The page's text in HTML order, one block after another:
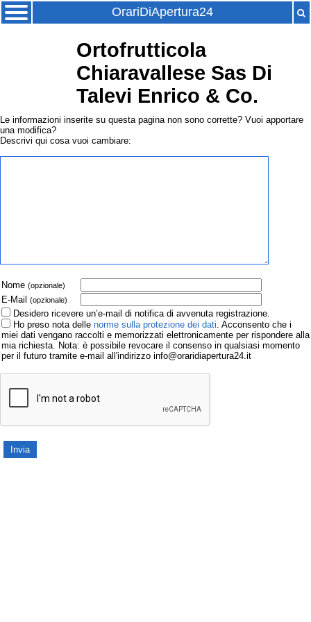
OrariDiApertura24
Ortofrutticola
Chiaravallese Sas Di
Talevi Enrico & Co.
Le informazioni inserite su questa pagina non sono corrette? Vuoi apportare
una modifica?
Descrivi qui cosa vuoi cambiare:
Nome (opzionale)
E-Mail (opzionale)
Desidero ricevere un’e-mail di notifica di avvenuta registrazione.
Ho preso nota delle norme sulla protezione dei dati. Acconsento che i
miei dati vengano raccolti e memorizzati elettronicamente per rispondere alla
mia richiesta. Nota: è possibile revocare il consenso in qualsiasi momento
per il futuro tramite e-mail all'indirizzo info@oraridiapertura24.it